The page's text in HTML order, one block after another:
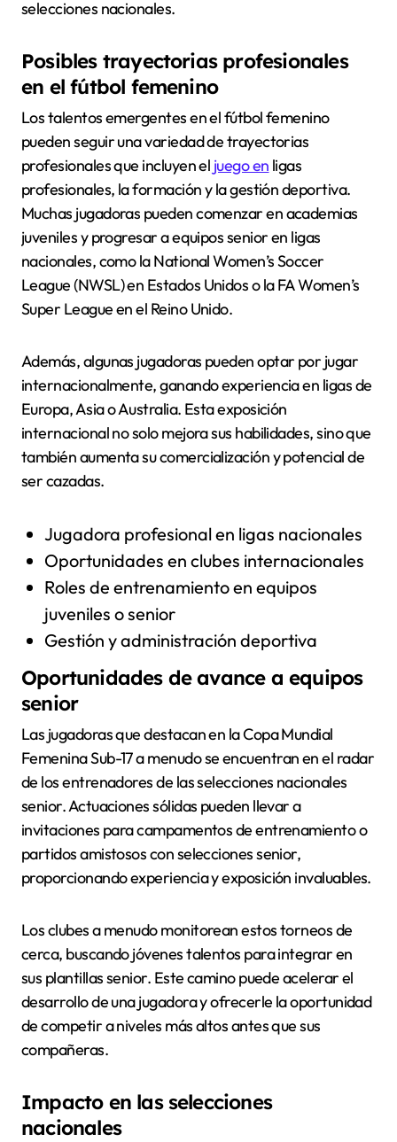
selecciones nacionales.
Posibles trayectorias profesionales
en el fútbol femenino
Los talentos emergentes en el fútbol femenino
pueden seguir una variedad de trayectorias
profesionales que incluyen el juego en ligas
profesionales, la formación y la gestión deportiva.
Muchas jugadoras pueden comenzar en academias
juveniles y progresar a equipos senior en ligas
nacionales, como la National Women’s Soccer
League (NWSL) en Estados Unidos o la FA Women’s
Super League en el Reino Unido.
Además, algunas jugadoras pueden optar por jugar
internacionalmente, ganando experiencia en ligas de
Europa, Asia o Australia. Esta exposición
internacional no solo mejora sus habilidades, sino que
también aumenta su comercialización y potencial de
ser cazadas.
Jugadora profesional en ligas nacionales
Oportunidades en clubes internacionales
Roles de entrenamiento en equipos
juveniles o senior
Gestión y administración deportiva
Oportunidades de avance a equipos
senior
Las jugadoras que destacan en la Copa Mundial
Femenina Sub-17 a menudo se encuentran en el radar
de los entrenadores de las selecciones nacionales
senior. Actuaciones sólidas pueden llevar a
invitaciones para campamentos de entrenamiento o
partidos amistosos con selecciones senior,
proporcionando experiencia y exposición invaluables.
Los clubes a menudo monitorean estos torneos de
cerca, buscando jóvenes talentos para integrar en
sus plantillas senior. Este camino puede acelerar el
desarrollo de una jugadora y ofrecerle la oportunidad
de competir a niveles más altos antes que sus
compañeras.
Impacto en las selecciones
nacionales